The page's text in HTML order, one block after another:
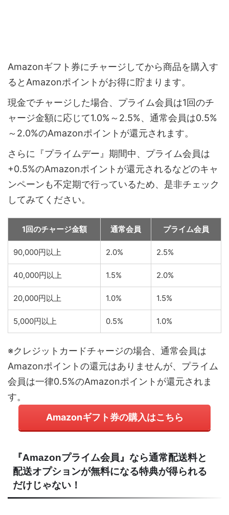
Amazonギフト券にチャージしてから商品を購入す
るとAmazonポイントがお得に貯まります。
現金でチャージした場合、プライム会員は1回のチ
ャージ金額に応じて1.0%～2.5%、通常会員は0.5%
～2.0%のAmazonポイントが還元されます。
さらに『プライムデー』期間中、プライム会員は
+0.5%のAmazonポイントが還元されるなどのキャ
ンペーンも不定期で行っているため、是非チェック
してみてください。
1回のチャージ金額 通常会員 プライム会員
90,000円以上 2.0% 2.5%
40,000円以上 1.5% 2.0%
20,000円以上 1.0% 1.5%
5,000円以上 0.5% 1.0%
※クレジットカードチャージの場合、通常会員は
Amazonポイントの還元はありませんが、プライム
会員は一律0.5%のAmazonポイントが還元されま
す。
Amazonギフト券の購入はこちら
『Amazonプライム会員』なら通常配送料と
配送オプションが無料になる特典が得られる
だけじゃない！